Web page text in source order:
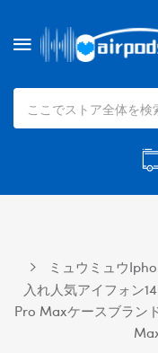
ミュウミュウ
入れ人気アイフォン
Pro Maxケースブラン